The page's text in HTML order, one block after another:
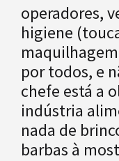
operadores,
higiene
por todos, e
chefe está a
indústria
nada de
barbas à